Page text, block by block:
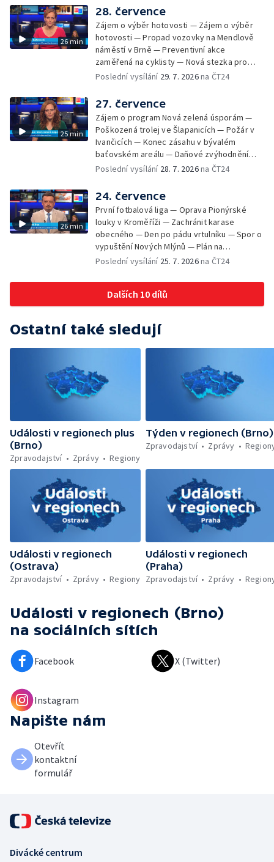
bývalého nákupního domu Letná — Končí 52.
ročník Letní filmové školy — 3. ročník
komunitní akce Stůl ve středu — Cesta na
podporu paliativní péče
26 min
28. července
Zájem o výběr hotovosti — Zájem o výběr
hotovosti — Propad vozovky na Mendlově
náměstí v Brně — Preventivní akce
zaměřená na cyklisty — Nová stezka pro
cyklisty na Zlínsku — Letecká linka mezi
pozorovat zatmění Slunce — Den AČFK na
Letní filmové škole — Milan Uhde slaví 90 let
— Rekonstrukce vojenského srubu
Poslední vysílání 29. 7. 2026na ČT24
25 min
27. července
Zájem o program Nová zelená úsporám —
Poškozená trolej ve Šlapanicích — Požár v
Ivančicích — Konec zásahu v bývalém
baťovském areálu — Daňové zvýhodnění
vína — Výhružky na magistrátu v Olomouci —
Brněnské týmy v první fotbalové lize —
Chystaná rekonstrukce bývalé věznice —
Nový seriál pro děti
Poslední vysílání 28. 7. 2026na ČT24
26 min
24. července
První fotbalová liga — Oprava Pionýrské
louky v Kroměříži — Zachránit karase
obecného — Den po pádu vrtulníku — Spor o
vypuštění Nových Mlýnů — Plán na
odstranění ohořelé budovy — 52. ročník
samostatné továrny
Poslední vysílání 25. 7. 2026na ČT24
Dalších 10 dílů
Ostatní také sledují
Události v regionech plus
(Brno)
Zpravodajství
Zprávy Regiony
Týden v regionech (Brno)
Zpravodajství
Zprávy
Události v regionech
(Ostrava)
Zpravodajství
Zprávy Regiony
Události v regionech
(Praha)
Zpravodajství
Zprávy
Události v regionech (Brno)
na sociálních sítích
Facebook X (Twitter)
Instagram
Napište nám
Otevřít
kontaktní
formulář
Divácké centrum